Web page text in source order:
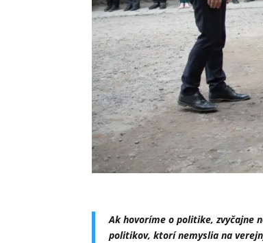
Ak hovoríme o politike, zvyčajne
politikov, ktorí nemyslia na